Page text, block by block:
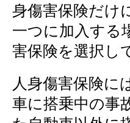
身傷害保険だけ
一つに加入する
害保険を選択し
人身傷害保険に
車に搭乗中の事